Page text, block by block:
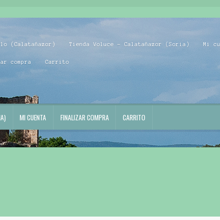
(Calatañazor) Tienda Voluce – Calatañazor (Soria) Mi
compra Carrito
MI CUENTA FINALIZAR COMPRA CARRITO